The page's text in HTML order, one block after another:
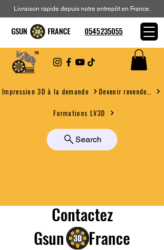
Impression 3D à la demande
Formations LV3D
Search
Livraison rapide depuis notre entrepôt en France.
GSUN FRANCE 0545235055
Contactez
Gsun 3D France